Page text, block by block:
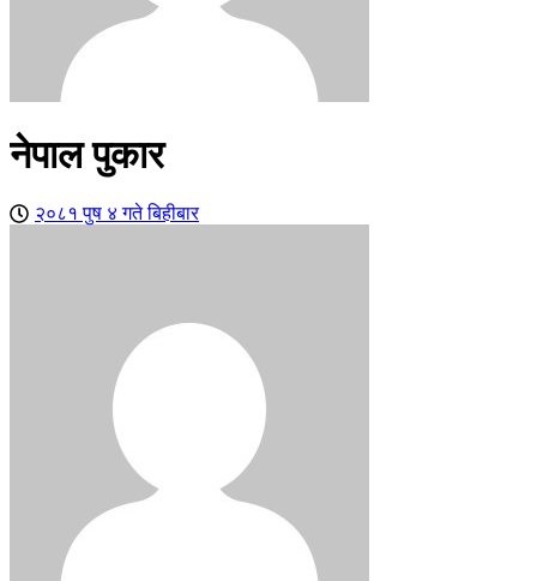
नेपाल पुकार
२०८१ पुष ४ गते बिहीबार